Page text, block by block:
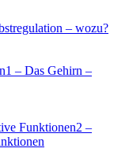
– wozu?
1 – Das Gehirn –
2 –